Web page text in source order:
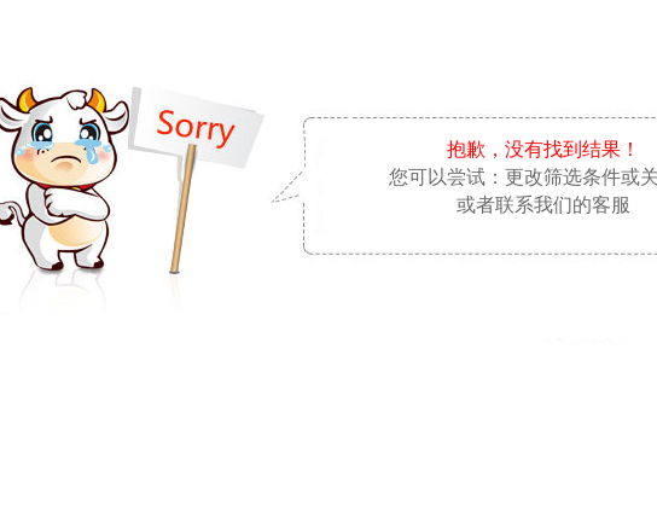
抱歉，没有找到结果！
您可以尝试：更改筛选条件或
或者联系我们的客服